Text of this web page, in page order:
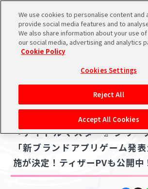
バンダイナムコIDで
アイドルマスター ポータルへの登
シ
あ
活動履歴
閲覧履歴・購入履歴 P
チェックイン お
ニュース
ゲーム 配信番組
2024.02.26
【新ブランド】2024年3月5
『アイドルマスター』シリー
「新ブランドアプリゲーム発
施が決定！ティザーPVも公開中
We use cookies to personalise content and
provide social media features and to
We also share information about your use
our social media, advertising and analytics
Cookie Policy
Cookies Settings
Reject All
Accept All Cookies